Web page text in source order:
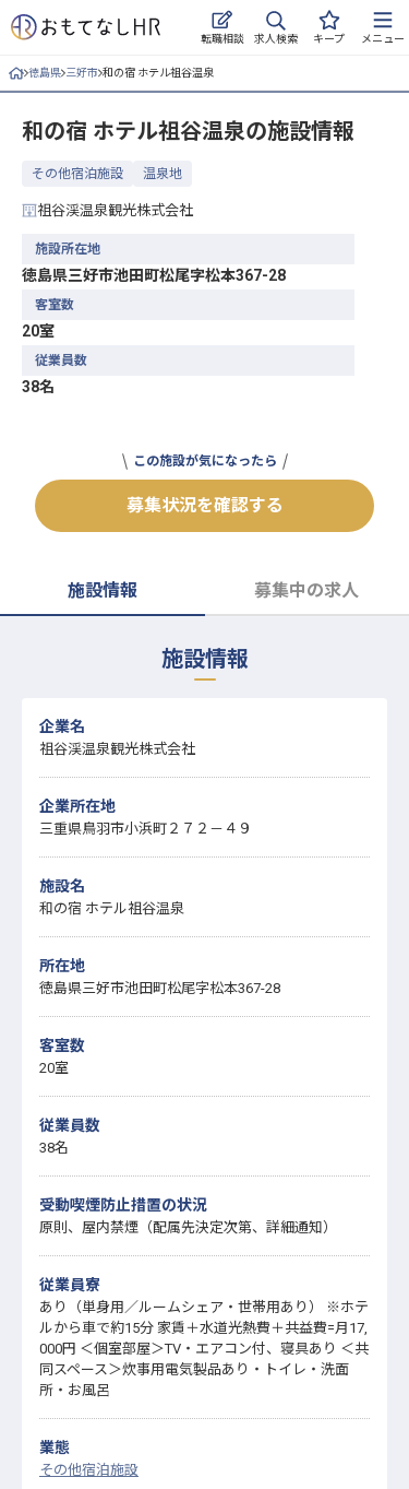
転職相談 求人検索 キープ メニュー
ログイン
求人・施設を探す
キープした求人
おもてなしHRについて
転職サポートに申し込む
採用をお考えの企業様へ
徳島県 三好市 和の宿 ホテル祖谷温泉
和の宿 ホテル祖谷温泉の施設情報
その他宿泊施設 温泉地
祖谷渓温泉観光株式会社
施設所在地
徳島県三好市池田町松尾字松本367-28
客室数
20室
従業員数
38名
この施設が気になったら
募集状況を確認する
施設情報 募集中の求人
施設情報
企業名
祖谷渓温泉観光株式会社
企業所在地
三重県鳥羽市小浜町２７２－４９
施設名
和の宿 ホテル祖谷温泉
所在地
徳島県三好市池田町松尾字松本367-28
客室数
20室
従業員数
38名
受動喫煙防止措置の状況
原則、屋内禁煙（配属先決定次第、詳細通知）
従業員寮
あり（単身用／ルームシェア・世帯用あり） ※ホテ
ルから車で約15分 家賃＋水道光熱費＋共益費=月17,
000円 ＜個室部屋＞TV・エアコン付、寝具あり ＜共
同スペース＞炊事用電気製品あり・トイレ・洗面
所・お風呂
業態
その他宿泊施設